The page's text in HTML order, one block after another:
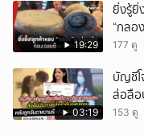
19:29
ยิ่งรู้ยิ่
“กลอ
เท่าไหร่?
177 ดู
03:19
บัญชีโ
ส่อลือ
153 ดู